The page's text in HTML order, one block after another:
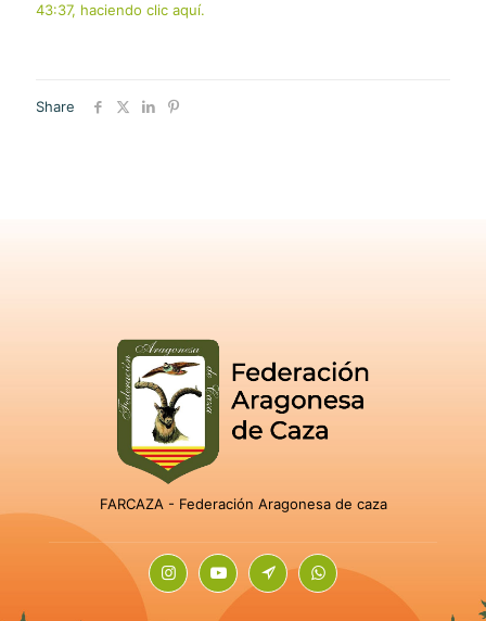
43:37, haciendo clic aquí.
Share
FARCAZA - Federación Aragonesa de caza